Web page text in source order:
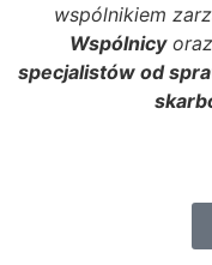
wspólnikiem
Wspólnicyoraz
specjalistów od